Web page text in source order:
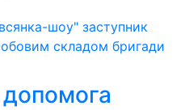
шоу" заступник
складом бригади